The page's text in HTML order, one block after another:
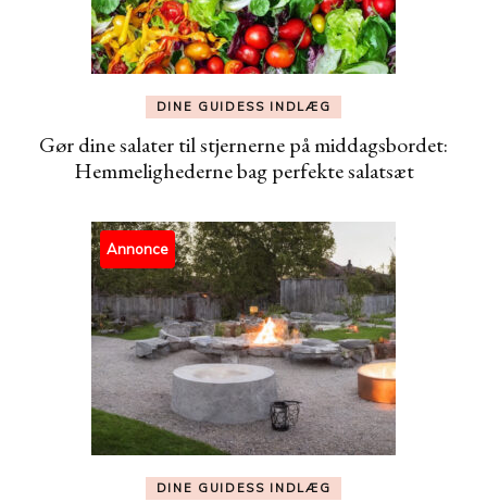
DINE GUIDESS INDLÆG
Gør dine salater til stjernerne på middagsbordet:
Hemmelighederne bag perfekte salatsæt
Annonce
DINE GUIDESS INDLÆG